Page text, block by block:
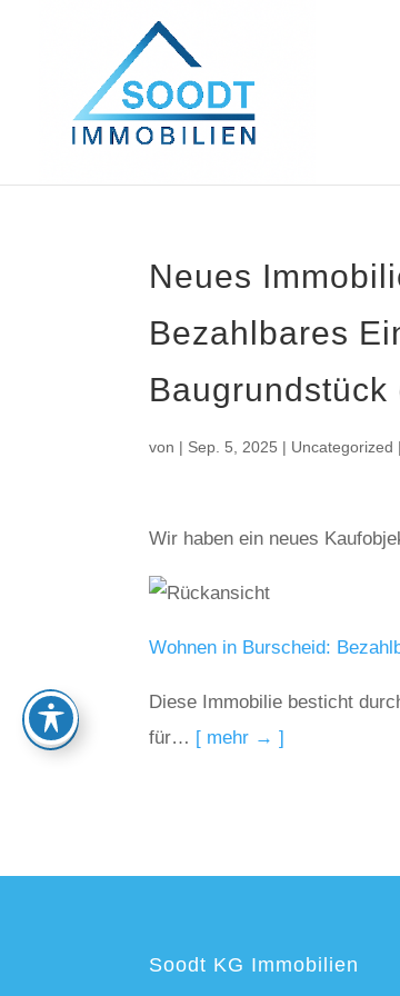
Neues
Bezahlbares
Baugrundstück
von | Sep. 5, 2025 | Uncategorized
Wir haben ein neues
Wohnen in Burscheid:
Diese Immobilie besticht
für… [ mehr → ]
Soodt KG Immobilien